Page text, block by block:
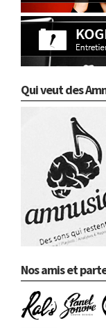
Qui veut des
Nos amis et